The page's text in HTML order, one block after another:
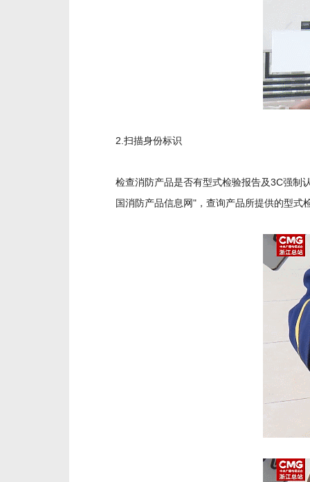
2.扫描身份标识
检查消防产品是否有型式检验报告及3C强制
国消防产品信息网"，查询产品所提供的型